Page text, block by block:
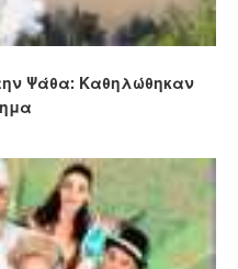
Ψάθα: Καθηλώθηκαν